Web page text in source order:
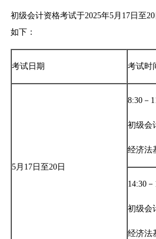
初级会计资格考试于2025年5月17日至
如下：
考试日期 考试时
5月17日至20日
8:30－
初级会
经济法
14:30
初级会
经济法